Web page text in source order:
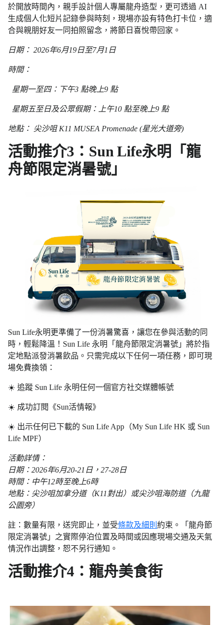
於開放時間內，親手設計個人專屬龍舟造型，更可透過 AI
生成個人化短片記錄參與時刻，現場亦設有特色打卡位，適
合與親朋好友一同拍照留念，將節日喜悅帶回家。
日期： 2026年6月19日至7月1日
時間：
星期一至四：下午3 點晚上9 點
星期五至日及公眾假期：上午10 點至晚上9 點
地點： 尖沙咀 K11 MUSEA Promenade (星光大道旁)
活動推介3：Sun Life永明「龍
舟節限定消暑號」
Sun Life永明更準備了一份消暑驚喜，讓您在參與活動的同
時，輕鬆降溫！Sun Life 永明「龍舟節限定消暑號」將於指
定地點派發消暑飲品。只需完成以下任何一項任務，即可現
場免費換領：
☀️ 追蹤 Sun Life 永明任何一個官方社交媒體帳號
☀️ 成功訂閱《Sun活情報》
☀️ 出示任何已下載的 Sun Life App（My Sun Life HK 或 Sun
Life MPF）
活動詳情：
日期：2026年6月20-21日，27-28日
時間：中午12時至晚上6時
地點：尖沙咀加拿分道（K11對出）或尖沙咀海防道（九龍
公園旁）
註：數量有限，送完即止，並受條款及細則 約束。「龍舟節
限定消暑號」之實際停泊位置及時間或因應現場交通及天氣
情況作出調整，恕不另行通知。
活動推介4：龍舟美食街